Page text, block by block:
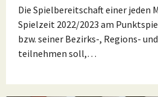
Die Spielbereitschaft einer jeden
Spielzeit 2022/2023 am
bzw. seiner Bezirks-, Regions-
teilnehmen soll,…